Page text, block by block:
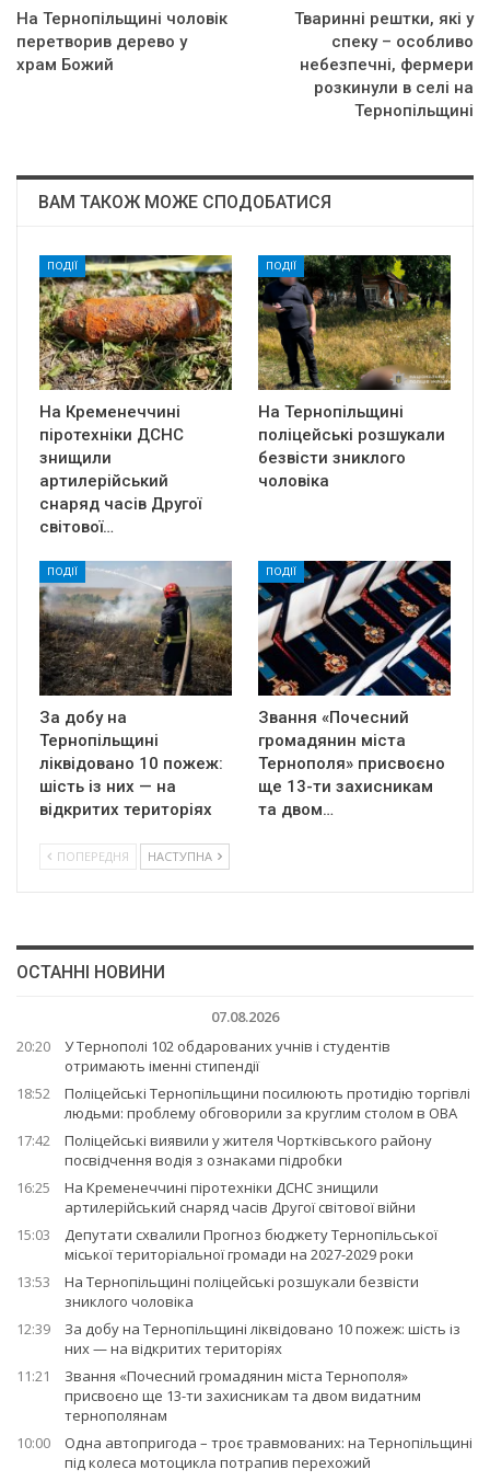
На Тернопільщині чоловік
перетворив дерево у
храм Божий
Тваринні рештки, які у
спеку – особливо
небезпечні, фермери
розкинули в селі на
Тернопільщині
ВАМ ТАКОЖ МОЖЕ СПОДОБАТИСЯ
ПОДІЇ
На Кременеччині
піротехніки ДСНС
знищили
артилерійський
снаряд часів Другої
світової…
ПОДІЇ
На Тернопільщині
поліцейські розшукали
безвісти зниклого
чоловіка
ПОДІЇ
За добу на
Тернопільщині
ліквідовано 10 пожеж:
шість із них — на
відкритих територіях
ПОДІЇ
Звання «Почесний
громадянин міста
Тернополя» присвоєно
ще 13-ти захисникам
та двом…
ПОПЕРЕДНЯ НАСТУПНА
ОСТАННІ НОВИНИ
07.08.2026
20:20
У Тернополі 102 обдарованих учнів і студентів
отримають іменні стипендії
18:52
Поліцейські Тернопільщини посилюють протидію торгівлі
людьми: проблему обговорили за круглим столом в ОВА
17:42
Поліцейські виявили у жителя Чортківського району
посвідчення водія з ознаками підробки
16:25
На Кременеччині піротехніки ДСНС знищили
артилерійський снаряд часів Другої світової війни
15:03
Депутати схвалили Прогноз бюджету Тернопільської
міської територіальної громади на 2027-2029 роки
13:53
На Тернопільщині поліцейські розшукали безвісти
зниклого чоловіка
12:39
За добу на Тернопільщині ліквідовано 10 пожеж: шість із
них — на відкритих територіях
11:21
Звання «Почесний громадянин міста Тернополя»
присвоєно ще 13-ти захисникам та двом видатним
тернополянам
10:00
Одна автопригода – троє травмованих: на Тернопільщині
під колеса мотоцикла потрапив перехожий